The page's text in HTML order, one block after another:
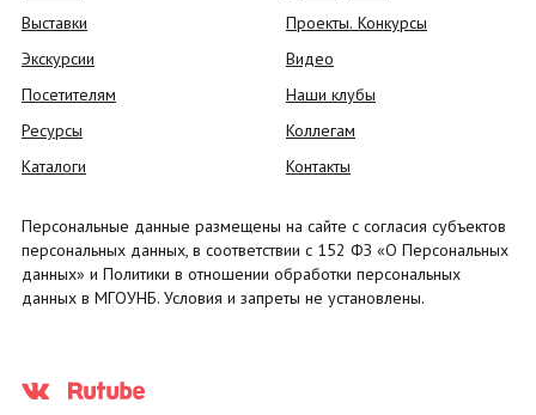
Выставки
Экскурсии
Посетителям
Ресурсы
Каталоги
Проекты. Конкурсы
Видео
Наши клубы
Коллегам
Контакты
Персональные данные размещены на сайте с согласия субъектов
персональных данных, в соответствии с 152 ФЗ «О Персональных
данных» и Политики в отношении обработки персональных
данных в МГОУНБ. Условия и запреты не установлены.